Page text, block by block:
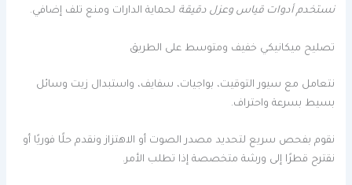
نستخدم أدوات قياس وعزل دقيقة لحماية الدارات ومنع تلف إضافي.
تصليح ميكانيكي خفيف ومتوسط على الطريق
نتعامل مع سيور التوقيت، بواجيات، سفايف، واستبدال زيت وسائل
بسيط بسرعة واحتراف.
نقوم بفحص سريع لتحديد مصدر الصوت أو الاهتزاز ونقدم حلًا فوريًا أو
نقترح قطرًا إلى ورشة متخصصة إذا تطلب الأمر.